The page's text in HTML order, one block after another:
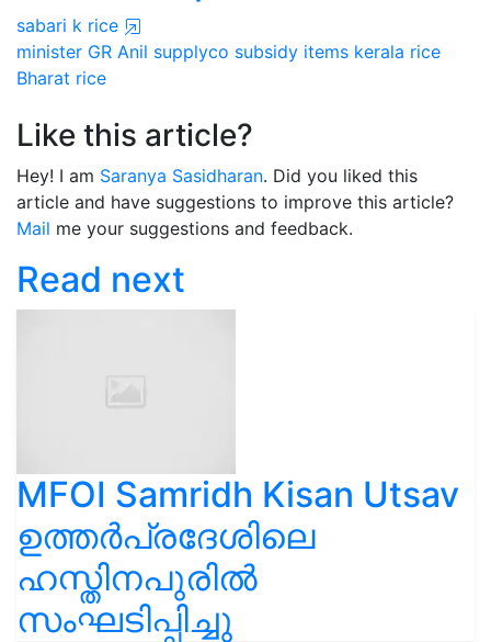
sabari k rice
minister GR Anil supplyco subsidy items kerala rice
Bharat rice
Like this article?
Hey! I am Saranya Sasidharan. Did you liked this
article and have suggestions to improve this article?
Mail me your suggestions and feedback.
Read next
MFOI Samridh Kisan Utsav
ഉത്തർപ്രദേശിലെ
ഹസ്തിനപുരിൽ
സംഘടിപ്പിച്ചു